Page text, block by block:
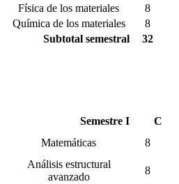
Física de los materiales
8
Química de los materiales
8
Subtotal semestral
32
Semestre I
C
Matemáticas
8
Análisis estructural
avanzado
8